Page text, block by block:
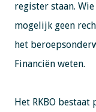
register staan.
mogelijk geen
het
Financiën weten.
Het RKBO